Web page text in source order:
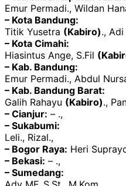
Emur Permadi., Wildan
– Kota Bandung:
Titik Yusetra (Kabiro).,
– Kota Cimahi:
Hiasintus Ange, S.Fil
– Kab. Bandung:
Emur Permadi., Abdul
– Kab. Bandung Barat:
Galih Rahayu (Kabiro).,
– Cianjur: – .,
– Sukabumi:
Leli., Rizal.,
– Bogor Raya: Heri
– Bekasi: – .,
– Sumedang: